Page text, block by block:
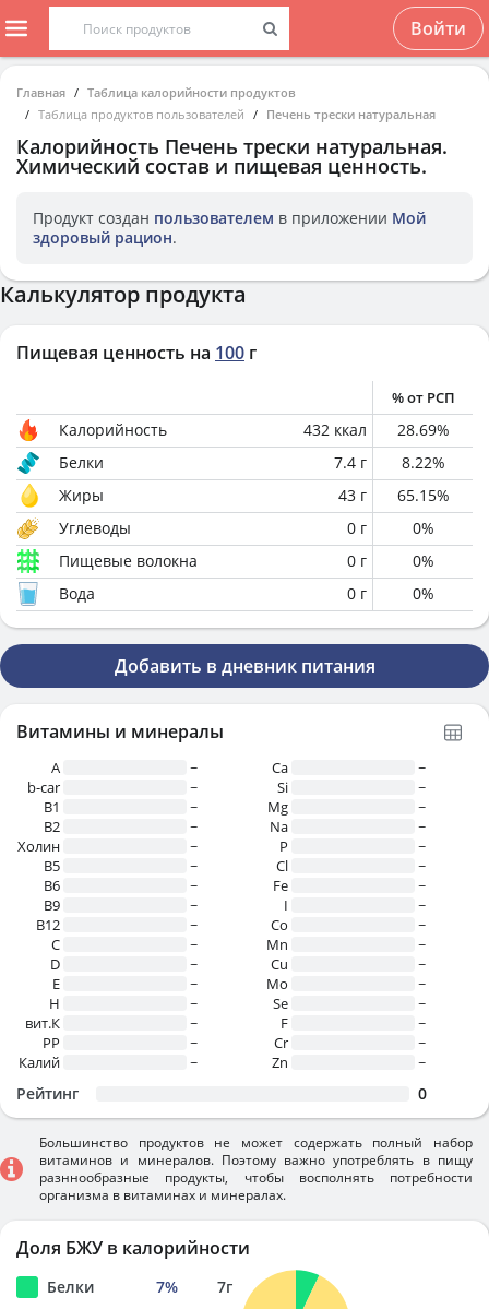
Войти
Главная
Таблица калорийности продуктов
Таблица продуктов пользователей
Печень трески натуральная
Калорийность Печень трески натуральная.
Химический состав и пищевая ценность.
Продукт создан пользователем в приложении Мой
здоровый рацион.
Калькулятор продукта
Пищевая ценность на 100 г
% от РСП
Калорийность 432 ккал 28.69%
Белки
7.4 г 8.22%
Жиры
43 г 65.15%
Углеводы
0 г 0%
Пищевые волокна
0 г 0%
Вода
0 г 0%
Добавить в дневник питания
Витамины и минералы
A
~
b-car
~
В1
~
B2
~
Холин
~
B5
~
B6
~
B9
~
B12
~
C
~
D
~
E
~
H
~
вит.К
~
PP
~
Калий
~
Ca
~
Si
~
Mg
~
Na
~
P
~
Cl
~
Fe
~
I
~
Co
~
Mn
~
Cu
~
Mo
~
Se
~
F
~
Cr
~
Zn
~
Рейтинг 0
Большинство продуктов не может содержать полный набор
витаминов и минералов. Поэтому важно употреблять в пищу
разннообразные продукты, чтобы восполнять потребности
организма в витаминах и минералах.
Доля БЖУ в калорийности
Белки 7% 7г